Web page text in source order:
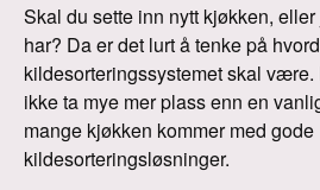
Skal du sette inn nytt kjøkken,
har? Da er det lurt å tenke på
kildesorteringssystemet skal være.
ikke ta mye mer plass enn en
mange kjøkken kommer med gode
kildesorteringsløsninger.